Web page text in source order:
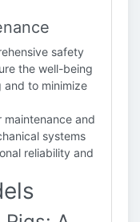
safety
the well-being
and to minimize
maintenance and
systems
reliability and